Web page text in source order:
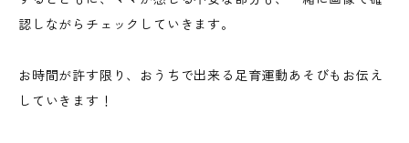
認しながらチェックしていきます。
お時間が許す限り、おうちで出来る足育運動あそびもお伝え
していきます！